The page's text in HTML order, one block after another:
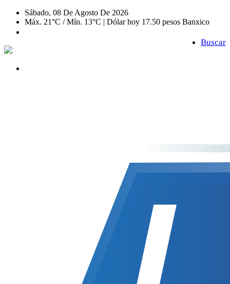
Sábado, 08 De Agosto De 2026
Máx. 21°C / Mín. 13°C | Dólar hoy 17.50 pesos Banxico
Buscar